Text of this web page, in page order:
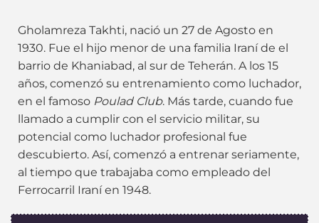
Gholamreza Takhti, nació un 27 de Agosto en
1930. Fue el hijo menor de una familia Iraní de el
barrio de Khaniabad, al sur de Teherán. A los 15
años, comenzó su entrenamiento como luchador,
en el famoso Poulad Club. Más tarde, cuando fue
llamado a cumplir con el servicio militar, su
potencial como luchador profesional fue
descubierto. Así, comenzó a entrenar seriamente,
al tiempo que trabajaba como empleado del
Ferrocarril Iraní en 1948.